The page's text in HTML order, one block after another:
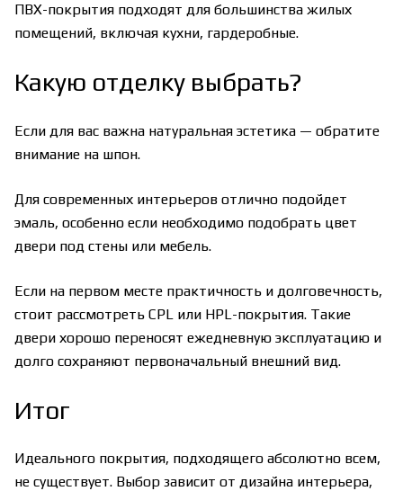
ПВХ-покрытия подходят для большинства жилых
помещений, включая кухни, гардеробные.
Какую отделку выбрать?
Если для вас важна натуральная эстетика — обратите
внимание на шпон.
Для современных интерьеров отлично подойдет
эмаль, особенно если необходимо подобрать цвет
двери под стены или мебель.
Если на первом месте практичность и долговечность,
стоит рассмотреть CPL или HPL-покрытия. Такие
двери хорошо переносят ежедневную эксплуатацию и
долго сохраняют первоначальный внешний вид.
Итог
Идеального покрытия, подходящего абсолютно всем,
не существует. Выбор зависит от дизайна интерьера,